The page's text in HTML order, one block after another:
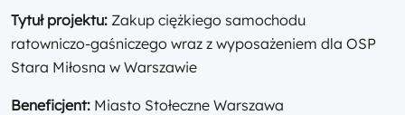
Tytuł projektu: Zakup ciężkiego samochodu
ratowniczo-gaśniczego wraz z wyposażeniem dla OSP
Stara Miłosna w Warszawie
Beneficjent: Miasto Stołeczne Warszawa